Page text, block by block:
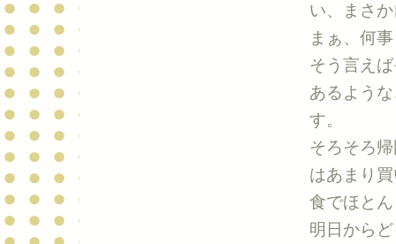
い、まさ
まぁ、何
そう言え
あるよう
す。
そろそろ
はあまり
食でほと
明日から